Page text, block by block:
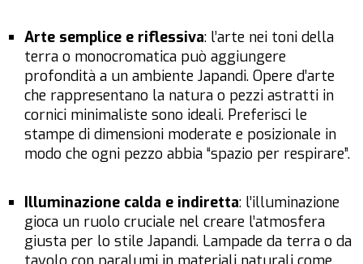
Arte semplice e riflessiva: l’arte nei toni della
terra o monocromatica può aggiungere
profondità a un ambiente Japandi. Opere d’arte
che rappresentano la natura o pezzi astratti in
cornici minimaliste sono ideali. Preferisci le
stampe di dimensioni moderate e posizionale in
modo che ogni pezzo abbia “spazio per respirare”.
Illuminazione calda e indiretta: l’illuminazione
gioca un ruolo cruciale nel creare l’atmosfera
giusta per lo stile Japandi. Lampade da terra o da